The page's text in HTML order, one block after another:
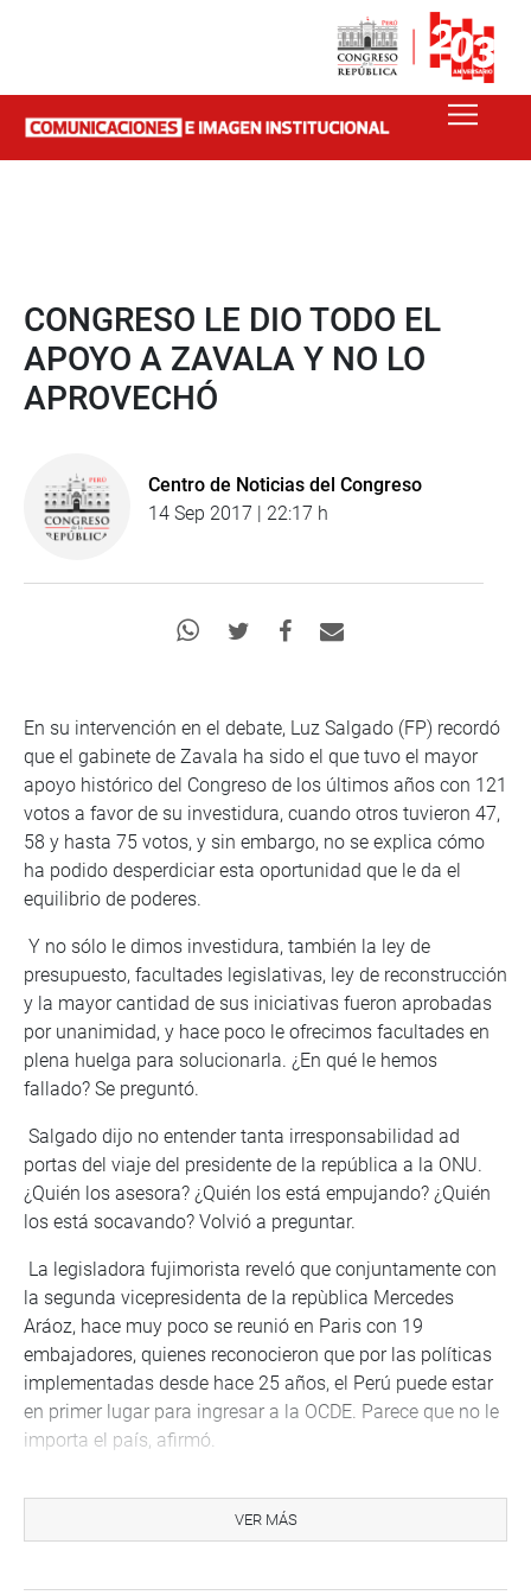
CONGRESO LE DIO TODO EL
APOYO A ZAVALA Y NO LO
APROVECHÓ
Centro de Noticias del Congreso
14 Sep 2017 | 22:17 h
En su intervención en el debate, Luz Salgado (FP) recordó
que el gabinete de Zavala ha sido el que tuvo el mayor
apoyo histórico del Congreso de los últimos años con 121
votos a favor de su investidura, cuando otros tuvieron 47,
58 y hasta 75 votos, y sin embargo, no se explica cómo
ha podido desperdiciar esta oportunidad que le da el
equilibrio de poderes.
Y no sólo le dimos investidura, también la ley de
presupuesto, facultades legislativas, ley de reconstrucción
y la mayor cantidad de sus iniciativas fueron aprobadas
por unanimidad, y hace poco le ofrecimos facultades en
plena huelga para solucionarla. ¿En qué le hemos
fallado? Se preguntó.
Salgado dijo no entender tanta irresponsabilidad ad
portas del viaje del presidente de la república a la ONU.
¿Quién los asesora? ¿Quién los está empujando? ¿Quién
los está socavando? Volvió a preguntar.
La legisladora fujimorista reveló que conjuntamente con
la segunda vicepresidenta de la repùblica Mercedes
Aráoz, hace muy poco se reunió en Paris con 19
embajadores, quienes reconocieron que por las políticas
implementadas desde hace 25 años, el Perú puede estar
en primer lugar para ingresar a la OCDE. Parece que no le
importa el país, afirmó.
situación al gabinete, Salgado estimó que Zavala quiere
una salida decorosa, quizás porque le han asustado las
VER MÁS